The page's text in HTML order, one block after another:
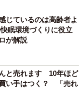
じているのは高齢者よ
眠環境づくりに役立
が解説
んと売れます 10年ほど
い手はつく？ 「売れ